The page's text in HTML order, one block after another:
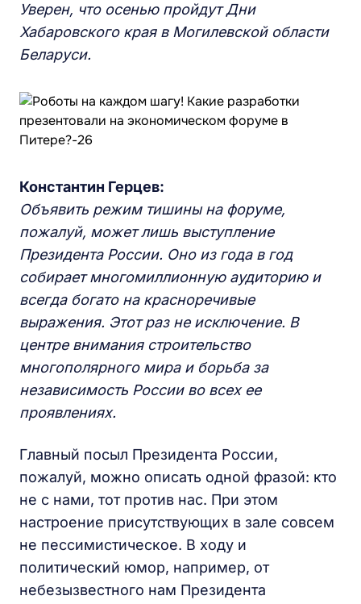
Уверен, что осенью пройдут Дни
Хабаровского края в Могилевской области
Беларуси.
Константин Герцев:
Объявить режим тишины на форуме,
пожалуй, может лишь выступление
Президента России. Оно из года в год
собирает многомиллионную аудиторию и
всегда богато на красноречивые
выражения. Этот раз не исключение. В
центре внимания строительство
многополярного мира и борьба за
независимость России во всех ее
проявлениях.
Главный посыл Президента России,
пожалуй, можно описать одной фразой: кто
не с нами, тот против нас. При этом
настроение присутствующих в зале совсем
не пессимистическое. В ходу и
политический юмор, например, от
небезызвестного нам Президента